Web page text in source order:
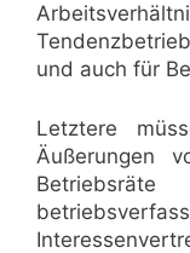
und auch für
Letztere
Äußerungen